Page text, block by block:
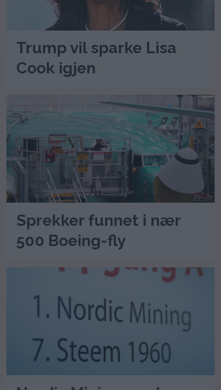
Trump vil sparke Lisa
Cook igjen
Sprekker funnet i nær
500 Boeing-fly